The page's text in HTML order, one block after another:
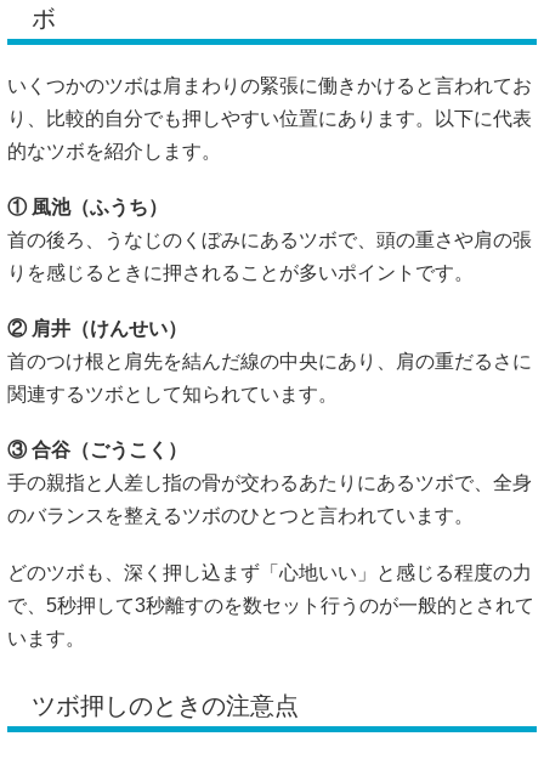
ボ
いくつかのツボは肩まわりの緊張に働きかけると言われてお
り、比較的自分でも押しやすい位置にあります。以下に代表
的なツボを紹介します。
① 風池（ふうち）
首の後ろ、うなじのくぼみにあるツボで、頭の重さや肩の張
りを感じるときに押されることが多いポイントです。
② 肩井（けんせい）
首のつけ根と肩先を結んだ線の中央にあり、肩の重だるさに
関連するツボとして知られています。
③ 合谷（ごうこく）
手の親指と人差し指の骨が交わるあたりにあるツボで、全身
のバランスを整えるツボのひとつと言われています。
どのツボも、深く押し込まず「心地いい」と感じる程度の力
で、5秒押して3秒離すのを数セット行うのが一般的とされて
います。
ツボ押しのときの注意点